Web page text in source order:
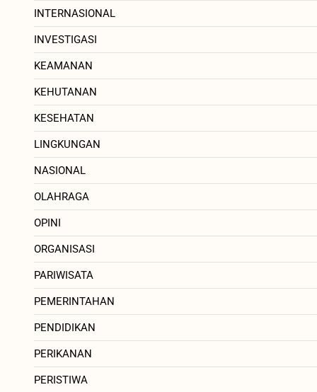
INTERNASIONAL
INVESTIGASI
KEAMANAN
KEHUTANAN
KESEHATAN
LINGKUNGAN
NASIONAL
OLAHRAGA
OPINI
ORGANISASI
PARIWISATA
PEMERINTAHAN
PENDIDIKAN
PERIKANAN
PERISTIWA